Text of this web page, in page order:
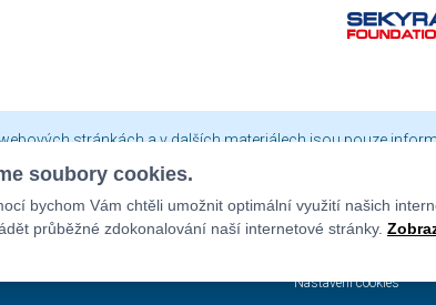
stránkách a v dalších materiálech jsou pouze
jejich změny. Aktuální a závazné údaje či smluvní
že tato je platná vždy jen do vyprodání zásob nebo do
právem a jakékoli jeho užití včetně publikování nebo
Nastavení cookies
soubory cookies.
bychom Vám chtěli umožnit optimální využití našich
průběžné zdokonalování naší internetové stránky.